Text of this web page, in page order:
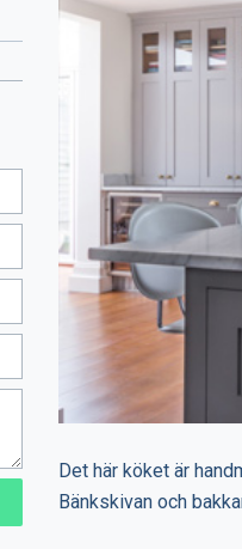
Det här köket är
Bänkskivan och